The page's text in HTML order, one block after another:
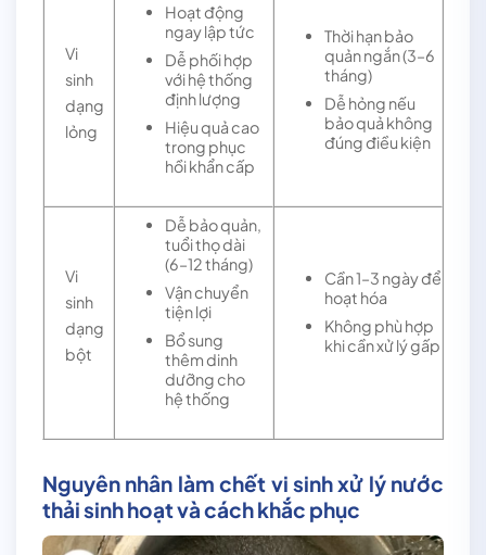
Vi
sinh
dạng
lỏng
Hoạt động
ngay lập tức
Dễ phối hợp
với hệ thống
định lượng
Hiệu quả cao
trong phục
hồi khẩn cấp
Thời hạn bảo
quản ngắn (3–6
tháng)
Dễ hỏng nếu
bảo quả không
đúng điều kiện
Vi
sinh
dạng
bột
Dễ bảo quản,
tuổi thọ dài
(6–12 tháng)
Vận chuyển
tiện lợi
Bổ sung
thêm dinh
dưỡng cho
hệ thống
Cần 1–3 ngày để
hoạt hóa
Không phù hợp
khi cần xử lý gấp
Nguyên nhân làm chết vi sinh xử lý nước
thải sinh hoạt và cách khắc phục